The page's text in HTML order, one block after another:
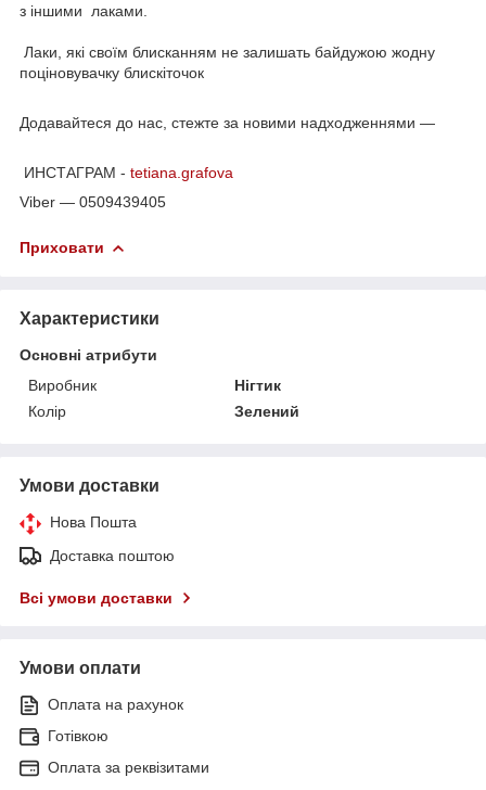
з іншими лаками.
Лаки, які своїм блисканням не залишать байдужою жодну
поціновувачку блискіточок
Додавайтеся до нас, стежте за новими надходженнями —
ИНСТАГРАМ - tetiana.grafova
Viber — 0509439405
Приховати
Характеристики
Основні атрибути
Виробник
Нігтик
Колір
Зелений
Умови доставки
Нова Пошта
Доставка поштою
Всі умови доставки
Умови оплати
Оплата на рахунок
Готівкою
Оплата за реквізитами